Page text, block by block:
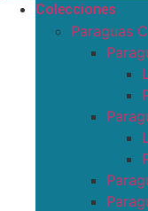
Colecciones
Paraguas